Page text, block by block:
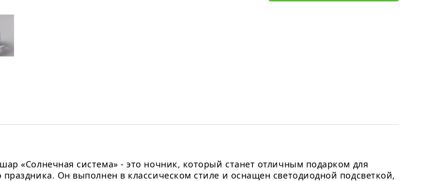
«Солнечная система» - это ночник, который станет отличным подарком для
праздника. Он выполнен в классическом стиле и оснащен светодиодной подсветкой,